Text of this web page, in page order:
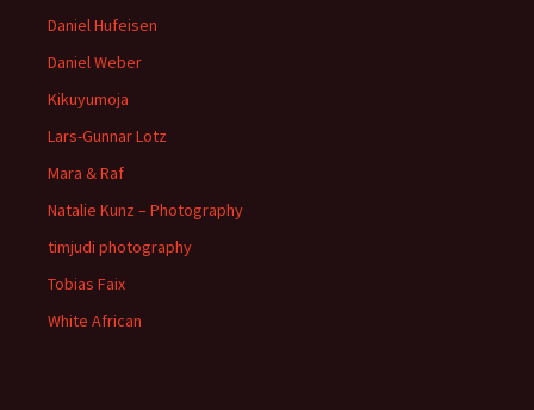
Daniel Hufeisen
Daniel Weber
Kikuyumoja
Lars-Gunnar Lotz
Mara & Raf
Natalie Kunz – Photography
timjudi photography
Tobias Faix
White African